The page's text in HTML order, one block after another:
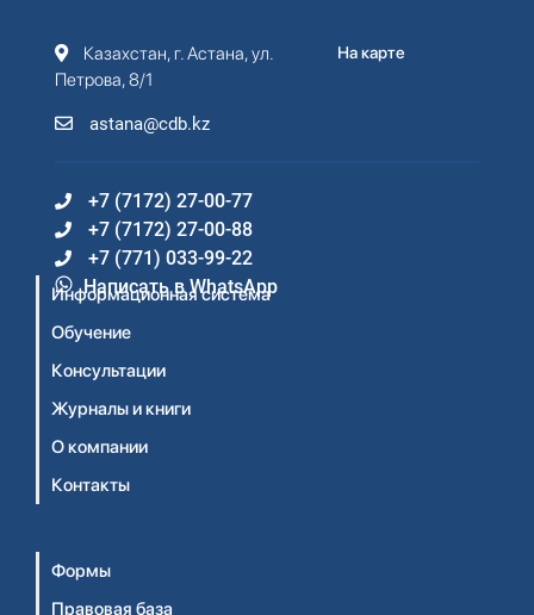
Казахстан, г. Астана, ул.
Петрова, 8/1
astana@cdb.kz
На карте
+7 (7172) 27-00-77
+7 (7172) 27-00-88
+7 (771) 033-99-22
Написать в WhatsApp
Информационная система
Обучение
Консультации
Журналы и книги
О компании
Контакты
Формы
Правовая база